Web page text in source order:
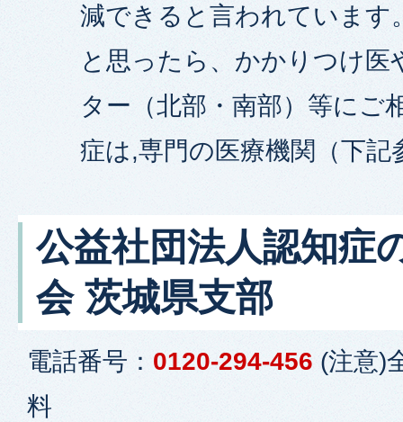
減できると言われています
と思ったら、かかりつけ医
ター（北部・南部）等にご
症は,専門の医療機関（下
公益社団法人認知症
会 茨城県支部
電話番号： 0120-294-456 (注意)
料